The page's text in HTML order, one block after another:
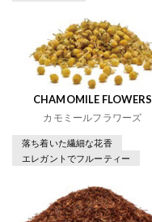
CHAMOMILE FLOWERS
カモミールフラワーズ
落ち着いた繊細な花香
エレガントでフルーティー